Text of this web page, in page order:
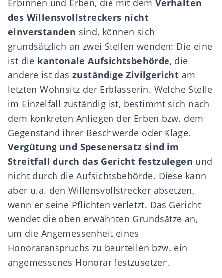
Erbinnen und Erben, die mit dem Verhalten
des Willensvollstreckers nicht
einverstanden sind, können sich
grundsätzlich an zwei Stellen wenden: Die eine
ist die kantonale Aufsichtsbehörde, die
andere ist daszuständige Zivilgericht am
letzten Wohnsitz der Erblasserin. Welche Stelle
im Einzelfall zuständig ist, bestimmt sich nach
dem konkreten Anliegen der Erben bzw. dem
Gegenstand ihrer Beschwerde oder Klage.
Vergütung und Spesenersatz sind im
Streitfall durch das Gericht festzulegen und
nicht durch die Aufsichtsbehörde. Diese kann
aber u.a. den Willensvollstrecker absetzen,
wenn er seine Pflichten verletzt. Das Gericht
wendet die oben erwähnten Grundsätze an,
um die Angemessenheit eines
Honoraranspruchs zu beurteilen bzw. ein
angemessenes Honorar festzusetzen.